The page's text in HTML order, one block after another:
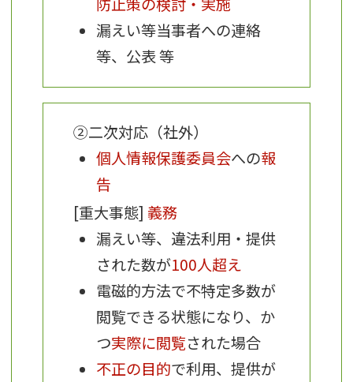
漏えい等当事者への連絡
等、公表 等
②二次対応（社外）
個人情報保護委員会への報
告
[重大事態] 義務
漏えい等、違法利用・提供
された数が100人超え
電磁的方法で不特定多数が
閲覧できる状態になり、か
つ実際に閲覧された場合
不正の目的で利用、提供が